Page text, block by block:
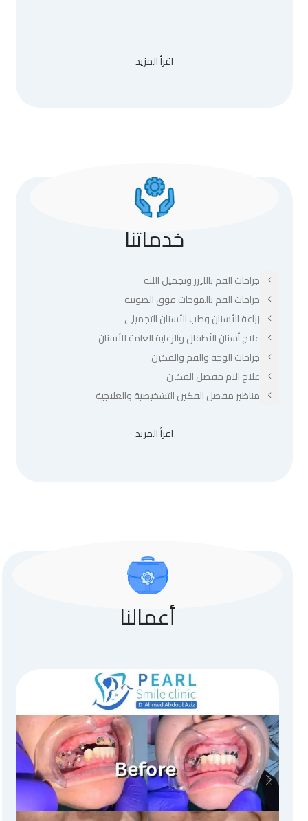
اقرأ المزيد
خدماتنا
جراحات الفم بالليزر وتجميل اللثة
جراحات الفم بالموجات فوق الصوتية
زراعة الأسنان وطب الأسنان التجميلي
علاج أسنان الأطفال والرعاية العامة للأسنان
جراحات الوجه والفم والفكين
علاج الام مفصل الفكين
مناظير مفصل الفكين التشخيصية والعلاجية
اقرأ المزيد
أعمالنا